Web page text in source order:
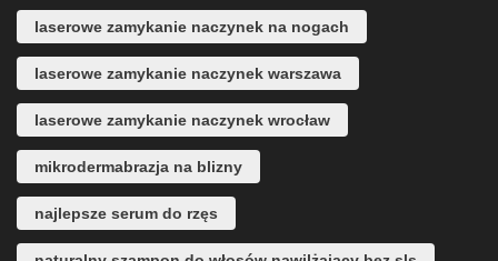
laserowe zamykanie naczynek na nogach
laserowe zamykanie naczynek warszawa
laserowe zamykanie naczynek wrocław
mikrodermabrazja na blizny
najlepsze serum do rzęs